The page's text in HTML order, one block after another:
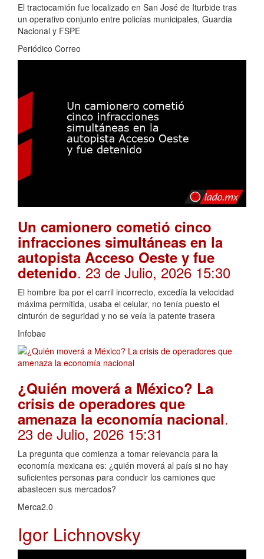
El tractocamión fue localizado en San José de Iturbide tras
un operativo conjunto entre policías municipales, Guardia
Nacional y FSPE
Periódico Correo
Un camionero cometió cinco
infracciones simultáneas en la
autopista Acceso Oeste y fue
detenido. 23 de Julio, 2026 15:30
El hombre iba por el carril incorrecto, excedía la velocidad
máxima permitida, usaba el celular, no tenía puesto el
cinturón de seguridad y no se veía la patente trasera
Infobae
¿Quién moverá a México? La
crisis de operadores que
amenaza la economía nacional.
23 de Julio, 2026 15:31
La pregunta que comienza a tomar relevancia para la
economía mexicana es: ¿quién moverá al país si no hay
suficientes personas para conducir los camiones que
abastecen sus mercados?
Merca2.0
Igor Lichnovsky